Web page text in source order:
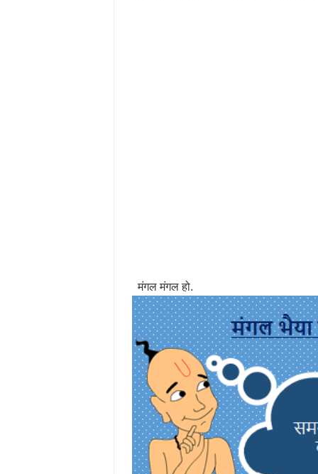
मंगल मंगल हो.